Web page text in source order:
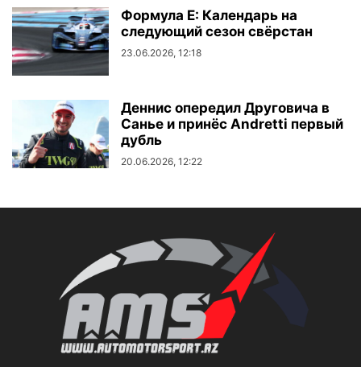
Формула E: Календарь на
следующий сезон свёрстан
23.06.2026, 12:18
Деннис опередил Друговича в
Санье и принёс Andretti первый
дубль
20.06.2026, 12:22